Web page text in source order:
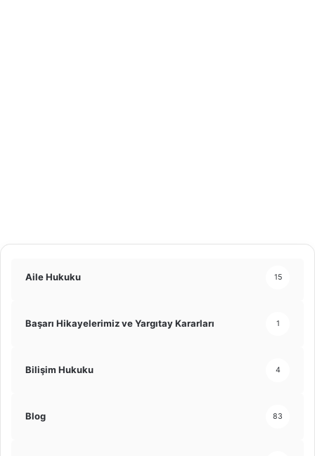
Aile Hukuku 15
Başarı Hikayelerimiz ve Yargıtay Kararları 1
Bilişim Hukuku 4
Blog 83